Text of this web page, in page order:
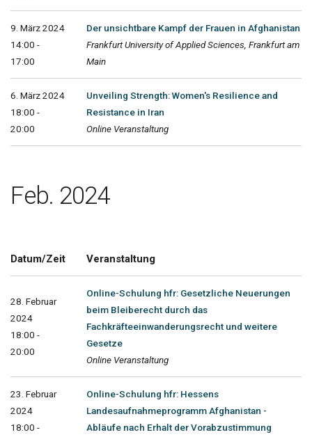
9. März 2024
14:00 -
17:00
Der unsichtbare Kampf der Frauen in Afghanistan
Frankfurt University of Applied Sciences, Frankfurt am
Main
6. März 2024
18:00 -
20:00
Unveiling Strength: Women's Resilience and
Resistance in Iran
Online Veranstaltung
Feb. 2024
Datum/Zeit Veranstaltung
28. Februar
2024
18:00 -
20:00
Online-Schulung hfr: Gesetzliche Neuerungen
beim Bleiberecht durch das
Fachkräfteeinwanderungsrecht und weitere
Gesetze
Online Veranstaltung
23. Februar
2024
18:00 -
Online-Schulung hfr: Hessens
Landesaufnahmeprogramm Afghanistan -
Abläufe nach Erhalt der Vorabzustimmung